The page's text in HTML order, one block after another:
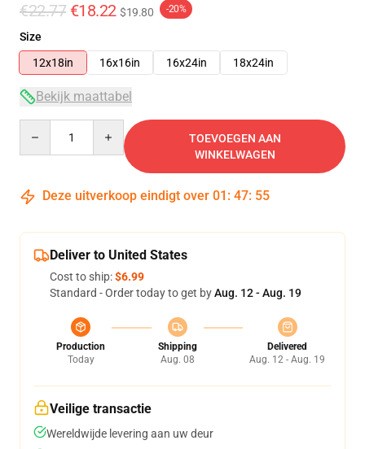
€22.77 €18.22 $19.80 -20%
Size
12x18in
16x16in 16x24in 18x24in
Bekijk maattabel
TOEVOEGEN AAN
WINKELWAGEN
Deze uitverkoop eindigt over 01 : 47: 55
Deliver to United States
Cost to ship:$6.99
Standard - Order today to get byAug. 12 - Aug. 19
Production
Today
Shipping
Aug. 08
Delivered
Aug. 12 - Aug. 19
Veilige transactie
Wereldwijde levering aan uw deur